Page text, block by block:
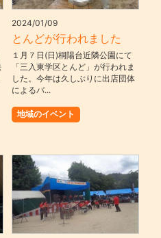
2024/01/09
とんどが行われました
１月７日(日)桐陽台近隣公園にて
「三入東学区とんど」が行われま
した。今年は久しぶりに出店団体
によるバ...
地域のイベント